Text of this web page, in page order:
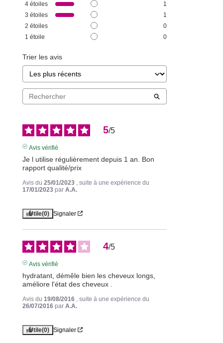
4 étoiles
1
3 étoiles
1
2 étoiles
0
1 étoile 0
Trier les avis
5/5
Avis vérifié
Je l utilise régulièrement depuis 1 an. Bon
rapport qualité/prix
Avis du 25/01/2023 , suite à une expérience du
17/01/2023 par A.A.
Utile(0) Signaler
4/5
Avis vérifié
hydratant, démêle bien les cheveux longs,
améliore l'état des cheveux .
Avis du 19/08/2016 , suite à une expérience du
26/07/2016 par A.A.
Utile(0) Signaler